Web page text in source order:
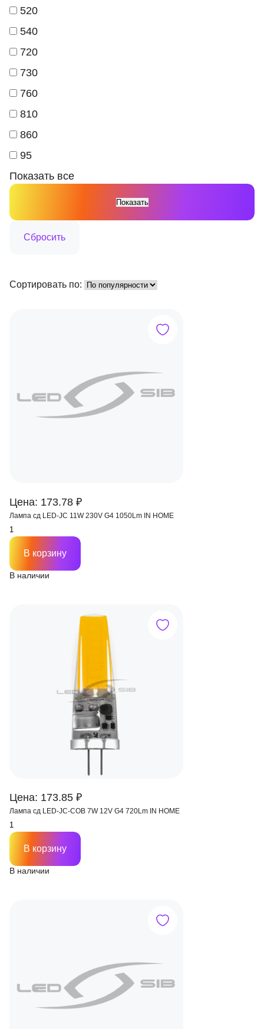
520
540
720
730
760
810
860
95
Показать все
Сортировать по:
Цена: 173.78 ₽
Лампа сд LED-JC 11W 230V G4 1050Lm IN HOME
В наличии
В корзину
Цена: 173.85 ₽
Лампа сд LED-JC-COB 7W 12V G4 720Lm IN HOME
В наличии
В корзину